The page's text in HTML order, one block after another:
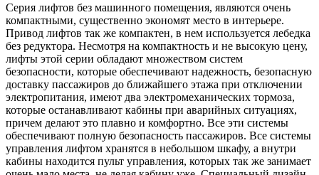
Серия лифтов без машинного помещения, являются очень
компактными, существенно экономят место в интерьере.
Привод лифтов так же компактен, в нем используется лебедка
без редуктора. Несмотря на компактность и не высокую цену,
лифты этой серии обладают множеством систем
безопасности, которые обеспечивают надежность, безопасную
доставку пассажиров до ближайшего этажа при отключении
электропитания, имеют два электромеханических тормоза,
которые останавливают кабины при аварийных ситуациях,
причем делают это плавно и комфортно. Все эти системы
обеспечивают полную безопасность пассажиров. Все системы
управления лифтом хранятся в небольшом шкафу, а внутри
кабины находится пульт управления, которых так же занимает